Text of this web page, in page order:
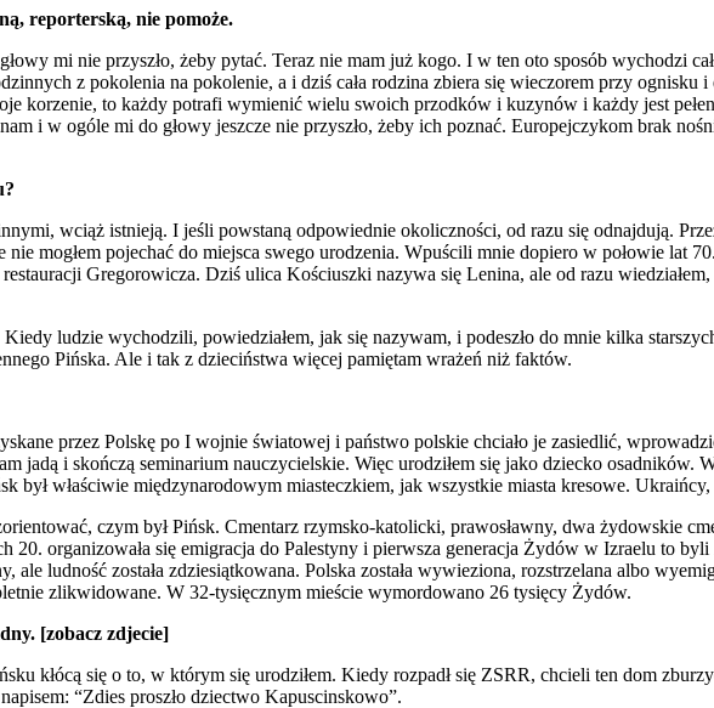
reporterską, nie pomoże.
mi nie przyszło, żeby pytać. Teraz nie mam już kogo. I w ten oto sposób wychodzi
z pokolenia na pokolenie, a i dziś cała rodzina zbiera się wieczorem przy ognisku
korzenie, to każdy potrafi wymienić wielu swoich przodków i kuzynów i każdy jest
i w ogóle mi do głowy jeszcze nie przyszło, żeby ich poznać. Europejczykom brak
wciąż istnieją. I jeśli powstaną odpowiednie okoliczności, od razu się odnajdują.
mogłem pojechać do miejsca swego urodzenia. Wpuścili mnie dopiero w połowie lat
Gregorowicza. Dziś ulica Kościuszki nazywa się Lenina, ale od razu
Kiedy ludzie wychodzili, powiedziałem, jak się nazywam, i podeszło do mnie kilka
Pińska. Ale i tak z dzieciństwa więcej pamiętam wrażeń niż faktów.
przez Polskę po I wojnie światowej i państwo polskie chciało je zasiedlić,
jadą i skończą seminarium nauczycielskie. Więc urodziłem się jako dziecko osadników.
był właściwie międzynarodowym miasteczkiem, jak wszystkie miasta kresowe.
czym był Pińsk. Cmentarz rzymsko-katolicki, prawosławny, dwa żydowskie
organizowała się emigracja do Palestyny i pierwsza generacja Żydów w Izraelu to
ale ludność została zdziesiątkowana. Polska została wywieziona, rozstrzelana albo
zlikwidowane. W 32-tysięcznym mieście wymordowano 26 tysięcy Żydów.
[zobacz zdjecie]
kłócą się o to, w którym się urodziłem. Kiedy rozpadł się ZSRR, chcieli ten dom
“Zdies proszło dziectwo Kapuscinskowo”.